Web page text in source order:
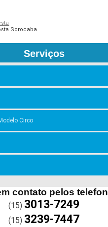
Sorocaba
Serviços
Circo
contato pelos
(15) 3013-7249
(15) 3239-7447